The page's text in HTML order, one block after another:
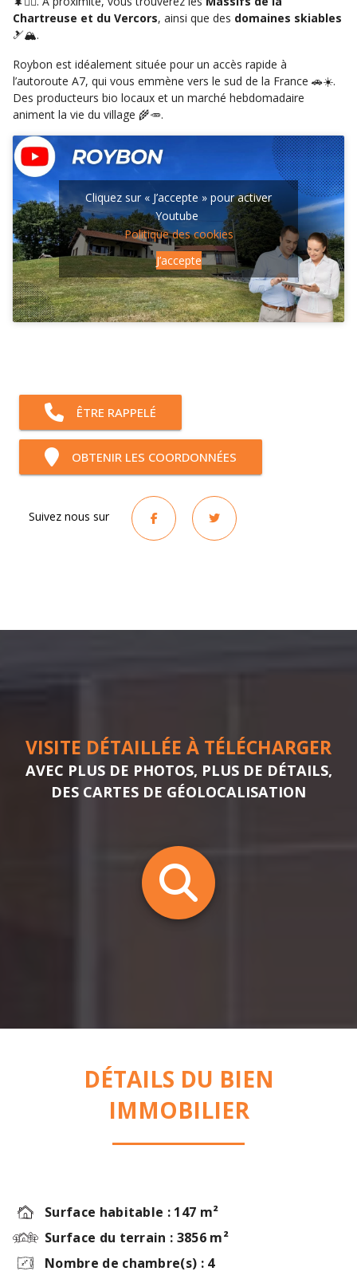
Chartreuse et du Vercors, ainsi que des domaines skiables
🎿🏔️.
Roybon est idéalement située pour un accès rapide à
l’autoroute A7, qui vous emmène vers le sud de la France 🚗☀️.
Des producteurs bio locaux et un marché hebdomadaire
animent la vie du village 🌾🥕.
Cliquez sur « J’accepte » pour activer
Youtube
Politique des cookies
J’accepte
ÊTRE RAPPELÉ
OBTENIR LES COORDONNÉES
Suivez nous sur
VISITE DÉTAILLÉE À TÉLÉCHARGER
AVEC PLUS DE PHOTOS, PLUS DE DÉTAILS,
DES CARTES DE GÉOLOCALISATION
DÉTAILS DU BIEN
IMMOBILIER
Surface habitable : 147 m²
Surface du terrain : 3856 m²
Nombre de chambre(s) : 4